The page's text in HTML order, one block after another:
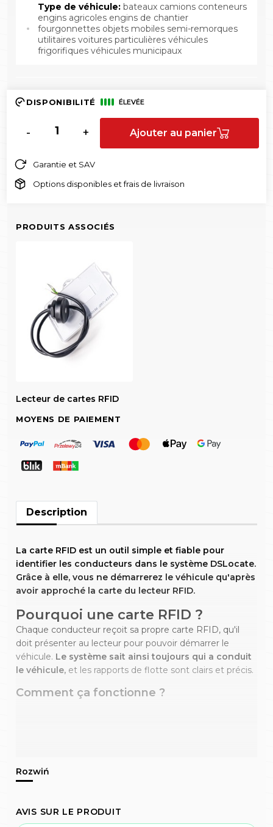
Type de véhicule: bateaux camions conteneurs
engins agricoles engins de chantier
fourgonnettes objets mobiles semi-remorques
utilitaires voitures particulières véhicules
frigorifiques véhicules municipaux
DISPONIBILITÉ ÉLEVÉE
- + Ajouter au panier
Garantie et SAV
Options disponibles et frais de livraison
PRODUITS ASSOCIÉS
Lecteur de cartes RFID
MOYENS DE PAIEMENT
Description
La carte RFID est un outil simple et fiable pour
identifier les conducteurs dans le système DSLocate.
Grâce à elle, vous ne démarrerez le véhicule qu'après
avoir approché la carte du lecteur RFID.
Pourquoi une carte RFID ?
Chaque conducteur reçoit sa propre carte RFID, qu'il
doit présenter au lecteur pour pouvoir démarrer le
véhicule. Le système sait ainsi toujours qui a conduit
le véhicule, et les rapports de flotte sont clairs et précis.
Comment ça fonctionne ?
AVIS SUR LE PRODUIT